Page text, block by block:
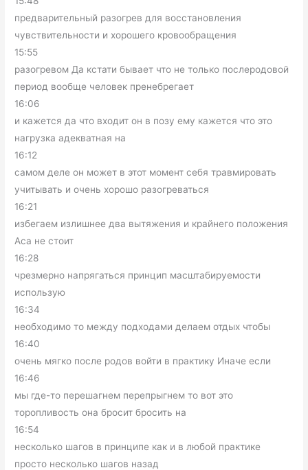
предварительный разогрев для восстановления
чувствительности и хорошего кровообращения
15:55
разогревом Да кстати бывает что не только послеродовой
период вообще человек пренебрегает
16:06
и кажется да что входит он в позу ему кажется что это
нагрузка адекватная на
16:12
самом деле он может в этот момент себя травмировать
учитывать и очень хорошо разогреваться
16:21
избегаем излишнее два вытяжения и крайнего положения
Аса не стоит
16:28
чрезмерно напрягаться принцип масштабируемости
использую
16:34
необходимо то между подходами делаем отдых чтобы
16:40
очень мягко после родов войти в практику Иначе если
16:46
мы где-то перешагнем перепрыгнем то вот это
торопливость она бросит бросить на
16:54
несколько шагов в принципе как и в любой практике
просто несколько шагов назад